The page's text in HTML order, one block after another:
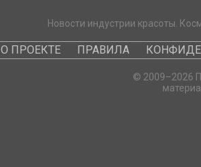
Новости индустрии красоты.
О ПРОЕКТЕ ПРАВИЛА
© 2009–2026